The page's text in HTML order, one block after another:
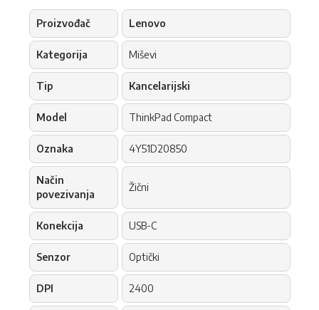
Proizvođač Lenovo
Kategorija Miševi
Tip Kancelarijski
Model ThinkPad Compact
Oznaka 4Y51D20850
Način
povezivanja
Žični
Konekcija USB-C
Senzor Optički
DPI 2400